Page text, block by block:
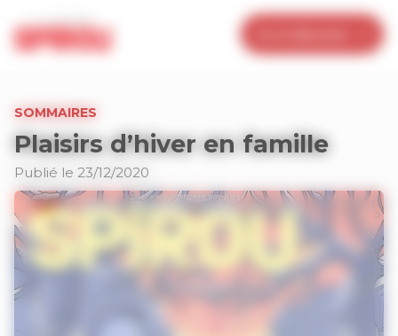
SOMMAIRES
Plaisirs d’hiver en famille
Publié le 23/12/2020